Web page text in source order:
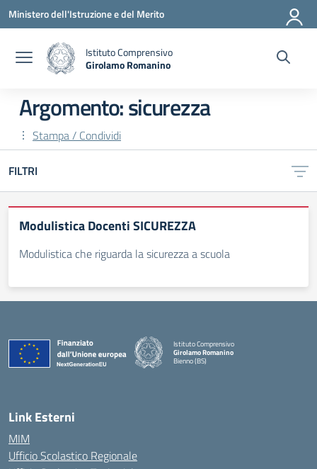
Vai ai contenuti
Vai al menu di navigazione
Vai al footer
Ministero dell'Istruzione e del Merito
Istituto Comprensivo
Girolamo Romanino
Argomento: sicurezza
Stampa / Condividi
FILTRI
Modulistica Docenti SICUREZZA
Modulistica che riguarda la sicurezza a scuola
Istituto Comprensivo
Girolamo Romanino
Bienno (BS)
Link Esterni
MIM
Ufficio Scolastico Regionale